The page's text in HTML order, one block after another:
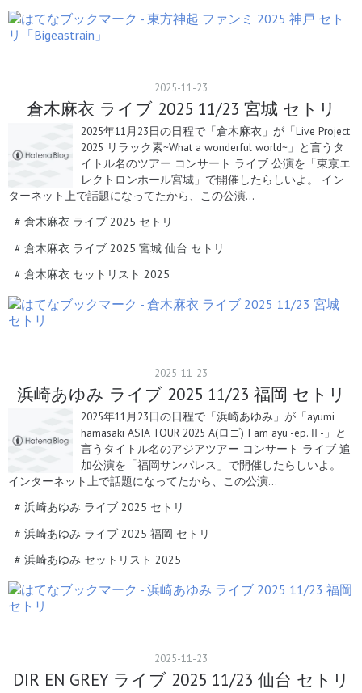
2025-11-23
倉木麻衣 ライブ 2025 11/23 宮城 セトリ
2025年11月23日の日程で「倉木麻衣」が「Live Project
2025 リラック素~What a wonderful world~」と言うタ
イトル名のツアー コンサート ライブ 公演を「東京エ
レクトロンホール宮城」で開催したらしいよ。 イン
ターネット上で話題になってたから、この公演…
# 倉木麻衣 ライブ 2025 セトリ
# 倉木麻衣 ライブ 2025 宮城 仙台 セトリ
# 倉木麻衣 セットリスト 2025
2025-11-23
浜崎あゆみ ライブ 2025 11/23 福岡 セトリ
2025年11月23日の日程で「浜崎あゆみ」が「ayumi
hamasaki ASIA TOUR 2025 A(ロゴ) I am ayu -ep.Ⅱ-」と
言うタイトル名のアジアツアー コンサート ライブ 追
加公演を「福岡サンパレス」で開催したらしいよ。
インターネット上で話題になってたから、この公演…
# 浜崎あゆみ ライブ 2025 セトリ
# 浜崎あゆみ ライブ 2025 福岡 セトリ
# 浜崎あゆみ セットリスト 2025
2025-11-23
DIR EN GREY ライブ 2025 11/23 仙台 セトリ